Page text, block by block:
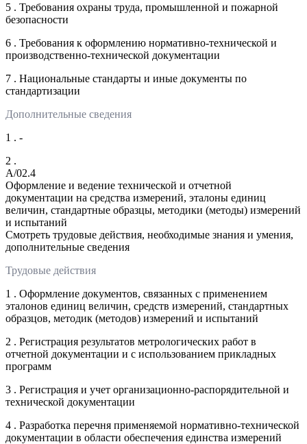
5 . Требования охраны труда, промышленной и пожарной
безопасности
6 . Требования к оформлению нормативно-технической и
производственно-технической документации
7 . Национальные стандарты и иные документы по
стандартизации
Дополнительные сведения
1 . -
2 .
A/02.4
Оформление и ведение технической и отчетной
документации на средства измерений, эталоны единиц
величин, стандартные образцы, методики (методы) измерений
и испытаний
Смотреть трудовые действия, необходимые знания и умения,
дополнительные сведения
Трудовые действия
1 . Оформление документов, связанных с применением
эталонов единиц величин, средств измерений, стандартных
образцов, методик (методов) измерений и испытаний
2 . Регистрация результатов метрологических работ в
отчетной документации и с использованием прикладных
программ
3 . Регистрация и учет организационно-распорядительной и
технической документации
4 . Разработка перечня применяемой нормативно-технической
документации в области обеспечения единства измерений